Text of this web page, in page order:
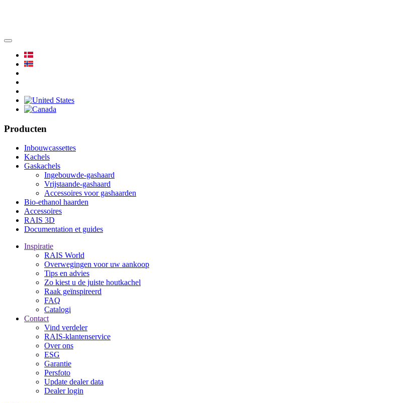
Producten
Inbouwcassettes
Kachels
Gaskachels
Ingebouwde-gashaard
Vrijstaande-gashaard
Accessoires voor gashaarden
Bio-ethanol haarden
Accessoires
RAIS 3D
Documentation et guides
Inspiratie
RAIS World
Overwegingen voor uw aankoop
Tips en advies
Zo kiest u de juiste houtkachel
Raak geïnspireerd
FAQ
Catalogi
Contact
Vind verdeler
RAIS-klantenservice
Over ons
ESG
Garantie
Persfoto
Update dealer data
Dealer login